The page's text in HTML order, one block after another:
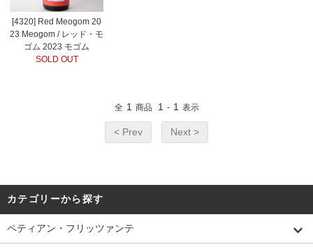
[4320] Red Meogom 20
23 Meogom / レッド・モ
ゴム 2023 モゴム
SOLD OUT
全 1 商品 1 - 1 表示
< Prev Next >
カテゴリーから探す
ペティアン・フリッツァンテ